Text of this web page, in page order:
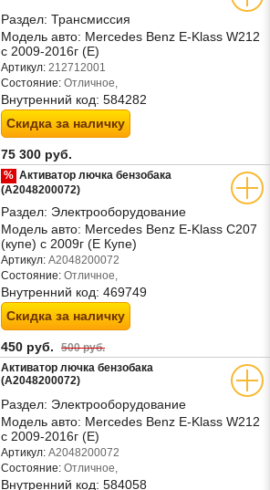
Раздел: Трансмиссия
Модель авто: Mercedes Benz E-Klass W212
с 2009-2016г (Е)
Артикул: 212712001
Состояние: Отличное,
Внутренний код: 584282
Скидка за наличку
75 300 руб.
% Активатор лючка бензобака
(A2048200072)
Раздел: Электрооборудование
Модель авто: Mercedes Benz E-Klass C207
(купе) с 2009г (Е Купе)
Артикул: A2048200072
Состояние: Отличное,
Внутренний код: 469749
Скидка за наличку
450 руб. 500 руб.
Активатор лючка бензобака
(A2048200072)
Раздел: Электрооборудование
Модель авто: Mercedes Benz E-Klass W212
с 2009-2016г (Е)
Артикул: A2048200072
Состояние: Отличное,
Внутренний код: 584058